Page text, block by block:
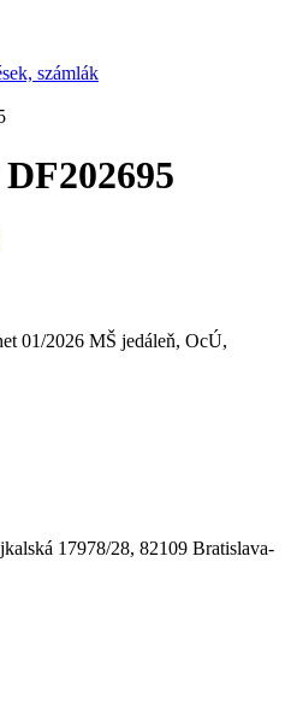
számlák
01/2026 MŠ jedáleň, OcÚ,
17978/28, 82109 Bratislava-